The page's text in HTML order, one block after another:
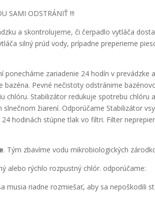
SAMI ODSTRÁNIŤ !!!
a skontrolujeme, či čerpadlo vytláča
silný prúd vody, prípadne preperieme
zariadenie 24 hodín v prevádzke
Pevné nečistoty odstránime
chlóru. Stabilizátor redukuje spotrebu
žiarení. Odporúčame Stabilizátor
hodinách stúpne tlak vo filtri. Filter
. Tým zbavíme vodu mikrobiologických
alebo rýchlo rozpustný chlór. odporúčame:
musia riadne rozmiešať, aby sa nepoškodili